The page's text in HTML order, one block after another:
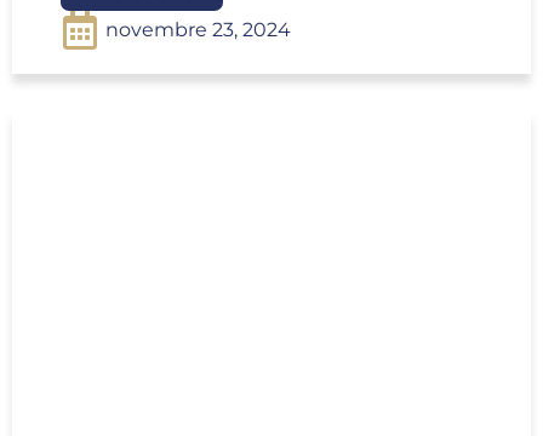
novembre 23, 2024